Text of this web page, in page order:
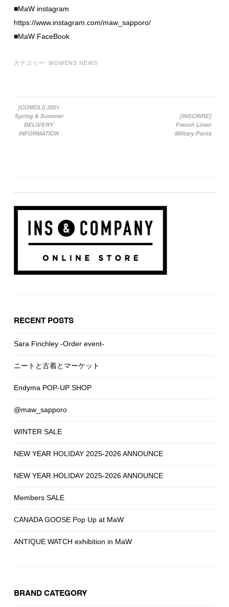
■MaW instagram
https://www.instagram.com/maw_sapporo/
■MaW FaceBook
カテゴリー: WOMENS NEWS
投稿ナビゲーション
[COMOLI] 2021
Spring & Summer
DELIVERY
INFORMATION
[INSCRIRE]
French Linen
Military Pants
RECENT POSTS
Sara Finchley -Order event-
ニートと古着とマーケット
Endyma POP-UP SHOP
@maw_sapporo
WINTER SALE
NEW YEAR HOLIDAY 2025-2026 ANNOUNCE
NEW YEAR HOLIDAY 2025-2026 ANNOUNCE
Members SALE
CANADA GOOSE Pop Up at MaW
ANTIQUE WATCH exhibition in MaW
BRAND CATEGORY